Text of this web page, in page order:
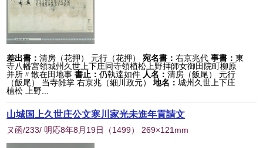
差出書：清房（花押） 元行（花押） 宛名書：右京兆代 事書：東
寺八幡宮領城州久世上下庄同寺領植松上野拝師女御田院町柳原
并所〃散在田地事 書止：仍執達如件 人名：清房（飯尾） 元行
（飯尾） 当寺雑掌 右京兆（細川政元）
地名：城州久世上下庄
植松 上野...
山城国上久世庄公文寒川家光未進年貢請文
ヌ函/233/ 明応8年8月19日 （1499） 269×121mm